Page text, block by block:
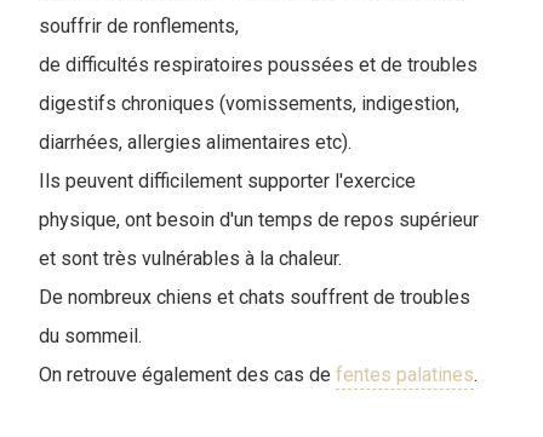
souffrir de ronflements,
de difficultés respiratoires poussées et de troubles
digestifs chroniques (vomissements, indigestion,
diarrhées, allergies alimentaires etc).
Ils peuvent difficilement supporter l'exercice
physique, ont besoin d'un temps de repos supérieur
et sont très vulnérables à la chaleur.
De nombreux chiens et chats souffrent de troubles
du sommeil.
On retrouve également des cas de fentes palatines.